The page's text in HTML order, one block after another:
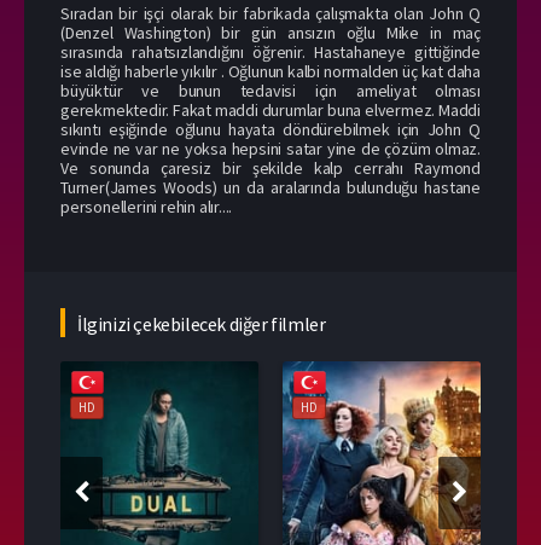
Sıradan bir işçi olarak bir fabrikada çalışmakta olan John Q
(Denzel Washington) bir gün ansızın oğlu Mike in maç
sırasında rahatsızlandığını öğrenir. Hastahaneye gittiğinde
ise aldığı haberle yıkılır . Oğlunun kalbi normalden üç kat daha
büyüktür ve bunun tedavisi için ameliyat olması
gerekmektedir. Fakat maddi durumlar buna elvermez. Maddi
sıkıntı eşiğinde oğlunu hayata döndürebilmek için John Q
evinde ne var ne yoksa hepsini satar yine de çözüm olmaz.
Ve sonunda çaresiz bir şekilde kalp cerrahı Raymond
Turner(James Woods) un da aralarında bulunduğu hastane
personellerini rehin alır....
İlginizi çekebilecek diğer filmler
HD HD